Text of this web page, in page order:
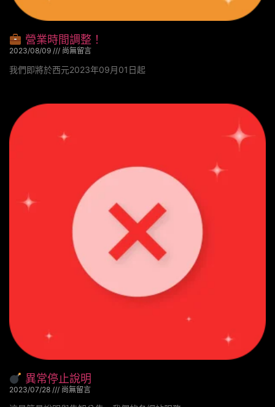
營業時間調整！
2023/08/09 尚無留言
我們即將於西元2023年09月01日起
異常停止說明
2023/07/28 尚無留言